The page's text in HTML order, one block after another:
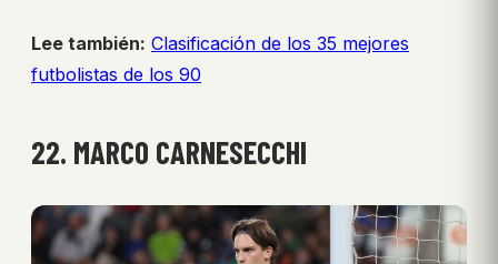
Lee también: Clasificación de los 35 mejores
futbolistas de los 90
22. MARCO CARNESECCHI